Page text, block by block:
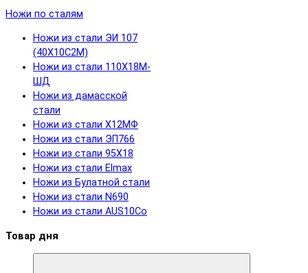
Ножи по сталям
Ножи из стали ЭИ 107
(40Х10С2М)
Ножи из стали 110Х18М-
ШД
Ножи из дамасской
стали
Ножи из стали Х12МФ
Ножи из стали ЭП766
Ножи из стали 95Х18
Ножи из стали Elmax
Ножи из Булатной стали
Ножи из стали N690
Ножи из стали AUS10Co
Товар дня